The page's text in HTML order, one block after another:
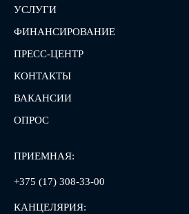
УСЛУГИ
ФИНАНСИРОВАНИЕ
ПРЕСС-ЦЕНТР
КОНТАКТЫ
ВАКАНСИИ
ОПРОС
ПРИЕМНАЯ:
+375 (17) 308-33-00
КАНЦЕЛЯРИЯ: